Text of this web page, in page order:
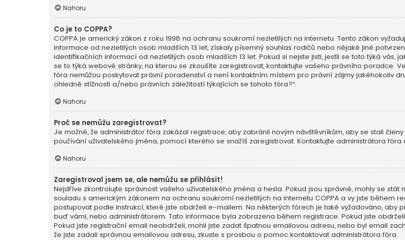
Nahoru
Co je to COPPA?
COPPA je americký zákon z roku 1998 na ochranu soukromí nezletilých na internetu. Tento zákon
informace od nezletilých osob mladších 13 let, získaly písemný souhlas rodičů nebo nějaké jiné
identifikačních informací od nezletilých osob mladších 13 let. Pokud si nejste jisti, jestli se toto týká vás,
se to týká webové stránky, na kterou se zkoušíte zaregistrovat, kontaktujte vašeho právního poradce.
fóra nemůžou poskytovat právní poradenství a není kontaktním místem pro právní zájmy jakéhokoliv
ohledně stížnosti a/nebo právních záležitostí týkajících se tohoto fóra?“.
Nahoru
Proč se nemůžu zaregistrovat?
Je možné, že administrátor fóra zakázal registrace, aby zabránil novým návštěvníkům, aby se stali
používání uživatelského jména, pomocí kterého se snažíš zaregistrovat. Kontaktujte administrátora
Nahoru
Zaregistroval jsem se, ale nemůžu se přihlásit!
Nejdříve zkontrolujte správnost vašeho uživatelského jména a hesla. Pokud jsou správné, mohly se
souladu s americkým zákonem na ochranu soukromí nezletilých na internetu COPPA a vy jste během
postupovat podle instrukcí, které jste obdrželi e-mailem. Na některých fórech je také vyžadováno,
buď vámi, nebo administrátorem. Tato informace byla zobrazena během registrace. Pokud jste
Pokud jste registrační email neobdrželi, mohli jste zadat špatnou emailovou adresu, nebo byl email
že jste zadali správnou emailovou adresu, zkuste s prosbou o pomoc kontaktovat administrátora fóra.